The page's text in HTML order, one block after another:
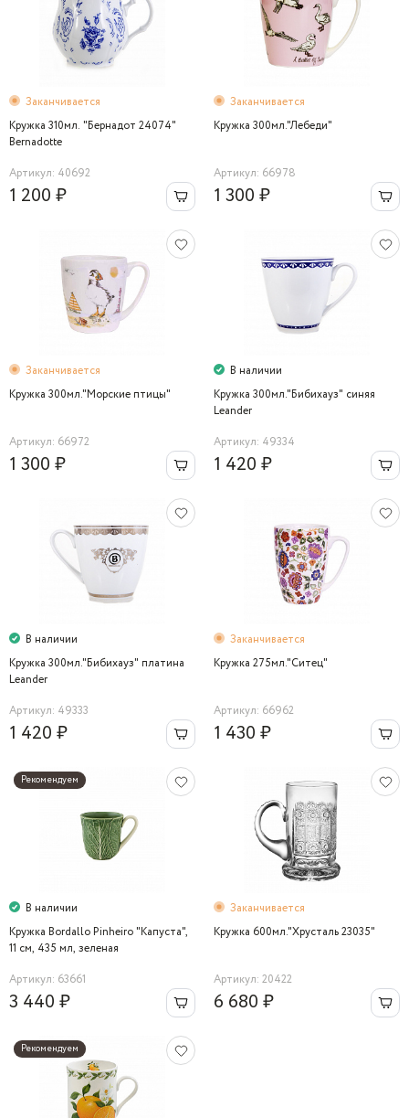
Заканчивается
Кружка 310мл. "Бернадот 24074"
Bernadotte
Артикул: 40692
1 200 ₽
Заканчивается
Кружка 300мл."Лебеди"
Артикул: 66978
1 300 ₽
Заканчивается
Кружка 300мл."Морские птицы"
Артикул: 66972
1 300 ₽
В наличии
Кружка 300мл."Бибихауз" синяя
Leander
Артикул: 49334
1 420 ₽
В наличии
Кружка 300мл."Бибихауз" платина
Leander
Артикул: 49333
1 420 ₽
Заканчивается
Кружка 275мл."Ситец"
Артикул: 66962
1 430 ₽
Рекомендуем
В наличии
Кружка Bordallo Pinheiro "Капуста",
11 см, 435 мл, зеленая
Артикул: 63661
3 440 ₽
Заканчивается
Кружка 600мл."Хрусталь 23035"
Артикул: 20422
6 680 ₽
Рекомендуем